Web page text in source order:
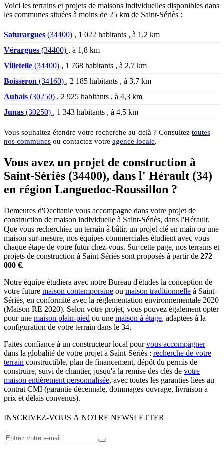
Voici les terrains et projets de maisons individuelles disponibles dans
les communes situées à moins de 25 km de Saint-Sériès :
Saturargues (34400) , 1 022 habitants , à 1,2 km
Vérargues (34400) , à 1,8 km
Villetelle (34400) , 1 768 habitants , à 2,7 km
Boisseron (34160) , 2 185 habitants , à 3,7 km
Aubais (30250) , 2 925 habitants , à 4,3 km
Junas (30250) , 1 343 habitants , à 4,5 km
Vous souhaitez étendre votre recherche au-delà ? Consultez toutes
nos communes ou contactez votre agence locale.
Vous avez un projet de construction à
Saint-Sériès (34400), dans l' Hérault (34)
en région Languedoc-Roussillon ?
Demeures d'Occitanie vous accompagne dans votre projet de
construction de maison individuelle à Saint-Sériès, dans l'Hérault.
Que vous recherchiez un terrain à bâtir, un projet clé en main ou une
maison sur-mesure, nos équipes commerciales étudient avec vous
chaque étape de votre futur chez-vous. Sur cette page, nos terrains et
projets de construction à Saint-Sériès sont proposés à partir de 272
000 €.
Notre équipe étudiera avec notre Bureau d'études la conception de
votre future maison contemporaine ou maison traditionnelle à Saint-
Sériès, en conformité avec la réglementation environnementale 2020
(Maison RE 2020). Selon votre projet, vous pouvez également opter
pour une maison plain-pied ou une maison à étage, adaptées à la
configuration de votre terrain dans le 34.
Faites confiance à un constructeur local pourvous accompagner
dans la globalité de votre projet à Saint-Sériès : recherche de votre
terrain constructible, plan de financement, dépôt du permis de
construire, suivi de chantier, jusqu'à la remise des clés de votre
maison entièrement personnalisée, avec toutes les garanties liées au
contrat CMI (garantie décennale, dommages-ouvrage, livraison à
prix et délais convenus).
INSCRIVEZ-VOUS À NOTRE NEWSLETTER